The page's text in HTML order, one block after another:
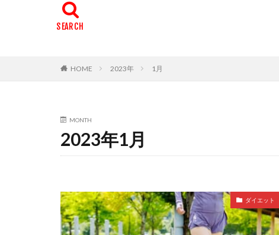
HOME 2023年 1月
MONTH
2023年1月
ダイエット